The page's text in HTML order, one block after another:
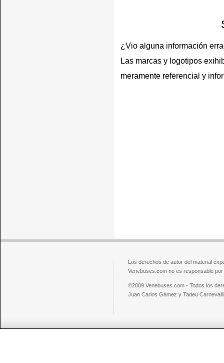
¿Vio alguna información
Las marcas y logotipos
meramente referencial y
Los derechos de autor del material
Venebuses.com no es responsable
©2009 Venebuses.com - Todos los
Juan Carlos Gámez y Tadeu Carnevalli